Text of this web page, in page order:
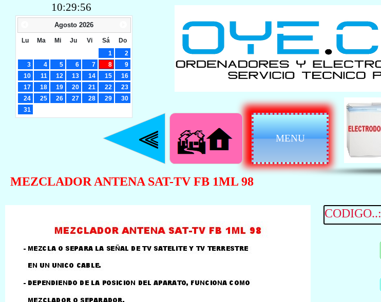
LLAMAR AL TELEFONO
CODIGO..:
MEZCLADOR ANTENA SAT-TV FB 1ML 98
MENU
10:29:56
Agosto 2026
Lu Ma Mi Ju Vi Sá
Do
1
2
3
4 5 6 7 8
9
10
11 12 13 14 15
16
17
18 19 20 21 22
23
24
25 26 27 28 29
30
31